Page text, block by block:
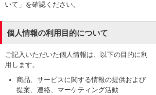
いて」を確認ください。
個人情報の利用目的について
ご記入いただいた個人情報は、以下の目的に利
用します。
商品、サービスに関する情報の提供および
提案、連絡、マーケティング活動